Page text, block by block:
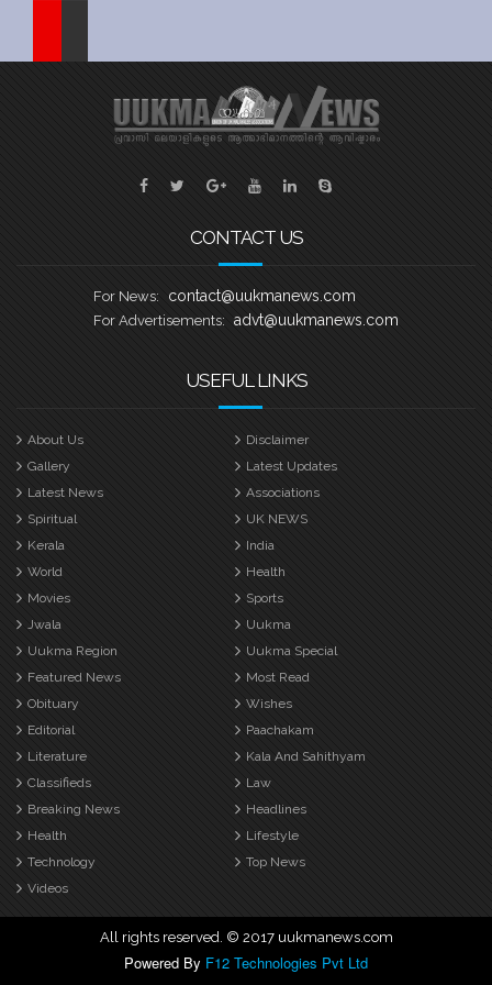
CONTACT US
For News: contact@uukmanews.com
For Advertisements: advt@uukmanews.com
USEFUL LINKS
About Us
Disclaimer
Gallery
Latest Updates
Latest News
Associations
Spiritual
UK NEWS
Kerala
India
World
Health
Movies
Sports
Jwala
Uukma
Uukma Region
Uukma Special
Featured News
Most Read
Obituary
Wishes
Editorial
Paachakam
Literature
Kala And Sahithyam
Classifieds
Law
Breaking News
Headlines
Health
Lifestyle
Technology
Top News
Videos
All rights reserved. © 2017 uukmanews.com
Powered By F12 Technologies Pvt Ltd